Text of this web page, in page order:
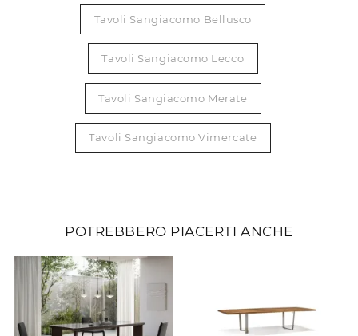
Tavoli Sangiacomo Bellusco
Tavoli Sangiacomo Lecco
Tavoli Sangiacomo Merate
Tavoli Sangiacomo Vimercate
POTREBBERO PIACERTI ANCHE